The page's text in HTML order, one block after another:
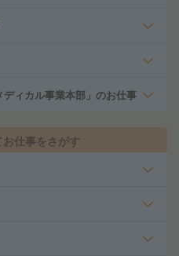
ィカル事業本部」のお仕事
仕事をさがす